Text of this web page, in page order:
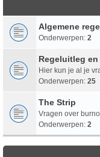
Algemene
Onderwerpen: 2
Regeluitleg en
Hier kun je al je
Onderwerpen: 25
The Strip
Vragen over
Onderwerpen: 2